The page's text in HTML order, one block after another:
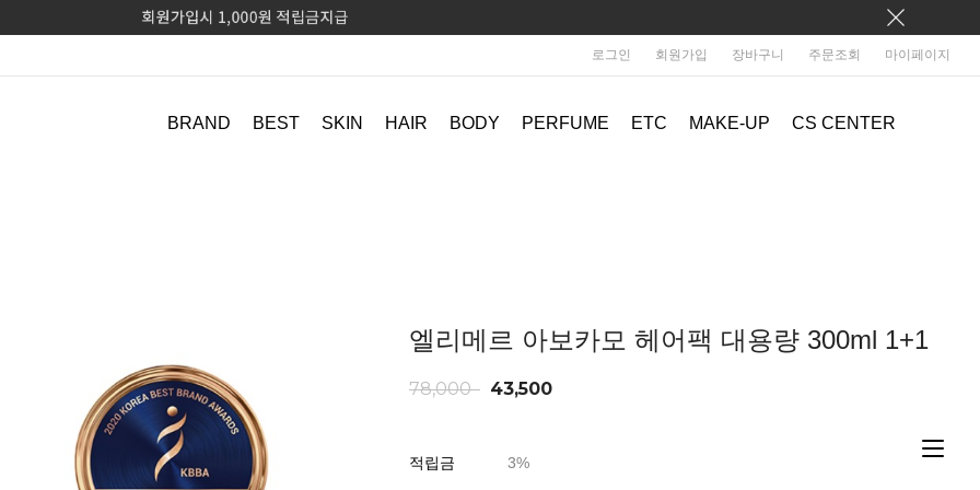
로그인 회원가입 장바구니 주문조회 마이페이지
BRAND BEST SKIN HAIR BODY PERFUME ETC MAKE-UP CS CENTER
엘리메르 아보카모 헤어팩 대용량 300ml 1+1
78,000 43,500
적립금 3%